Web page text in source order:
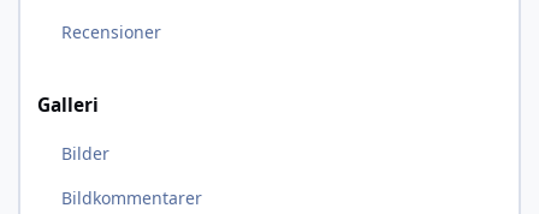
Recensioner
Galleri
Bilder
Bildkommentarer